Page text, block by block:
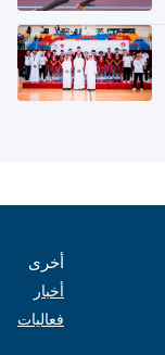
أخرى
أخبار
فعاليات